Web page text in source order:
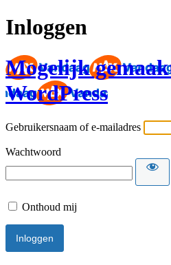
Inloggen
Mogelijk
WordPress
Gebruikersnaam of e-mailadres
Wachtwoord
Onthoud mij